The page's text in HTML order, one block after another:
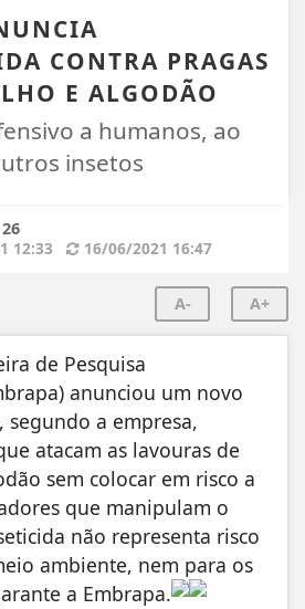
CONTRA PRAGAS
E ALGODÃO
a humanos, ao
insetos
12:33
16/06/2021 16:47
A- A+
de Pesquisa
anunciou um novo
a empresa,
atacam as lavouras de
sem colocar em risco a
que manipulam o
não representa risco
ambiente, nem para os
a Embrapa.